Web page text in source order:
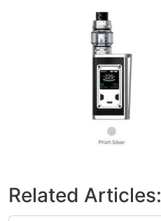
Related Articles: